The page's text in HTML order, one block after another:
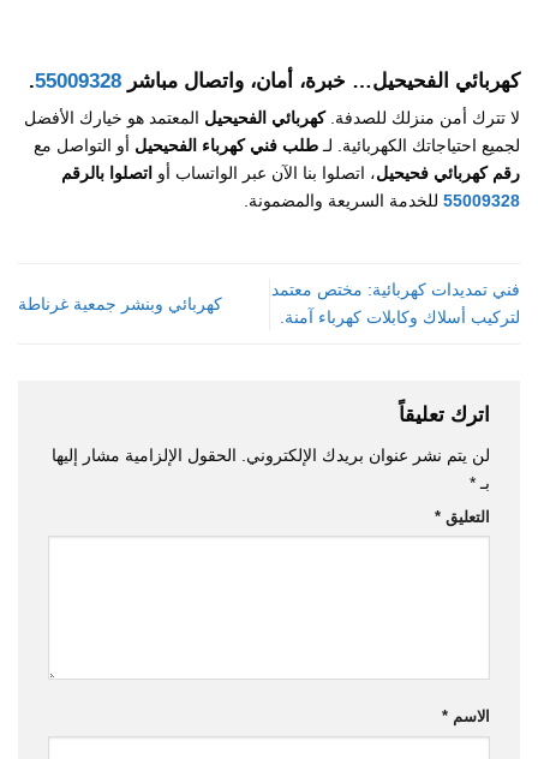
كهربائي الفحيحيل… خبرة، أمان، واتصال مباشر 55009328
.
لا تترك أمن منزلك للصدفة.كهربائي الفحيحيل المعتمد هو خيارك الأفضل
لجميع احتياجاتك الكهربائية. لـ طلب فني كهرباء الفحيحيل أو التواصل مع
رقم كهربائي فحيحيل، اتصلوا بنا الآن عبر الواتساب أو اتصلوا بالرقم
55009328 للخدمة السريعة والمضمونة.
فني تمديدات كهربائية: مختص معتمد
لتركيب أسلاك وكابلات كهرباء آمنة.
كهربائي وبنشر جمعية غرناطة
اترك تعليقاً
لن يتم نشر عنوان بريدك الإلكتروني.
الحقول الإلزامية مشار إليها
بـ *
التعليق *
الاسم *